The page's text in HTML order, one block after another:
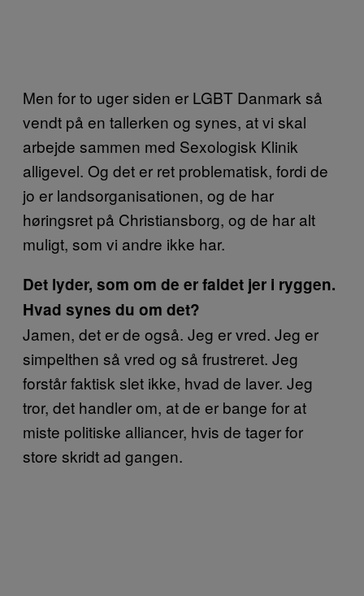
Men for to uger siden er LGBT Danmark så
vendt på en tallerken og synes, at vi skal
arbejde sammen med Sexologisk Klinik
alligevel. Og det er ret problematisk, fordi de
jo er landsorganisationen, og de har
høringsret på Christiansborg, og de har alt
muligt, som vi andre ikke har.
Det lyder, som om de er faldet jer i ryggen.
Hvad synes du om det?
Jamen, det er de også. Jeg er vred. Jeg er
simpelthen så vred og så frustreret. Jeg
forstår faktisk slet ikke, hvad de laver. Jeg
tror, det handler om, at de er bange for at
miste politiske alliancer, hvis de tager for
store skridt ad gangen.